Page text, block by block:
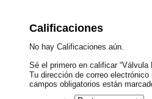
Calificaciones
No hay Calificaciones aún.
Sé el primero en calificar “Válvula
Tu dirección de correo electrónico
campos obligatorios están